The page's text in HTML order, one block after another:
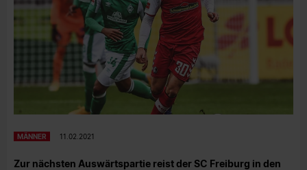
MÄNNER 11.02.2021
Zur nächsten Auswärtspartie reist der SC Freiburg in den